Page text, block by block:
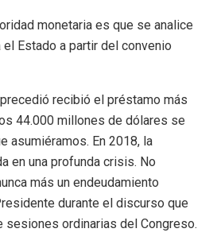
monetaria es que se analice
Estado a partir del convenio
recibió el préstamo más
44.000 millones de dólares se
asumiéramos. En 2018, la
en una profunda crisis. No
más un endeudamiento
durante el discurso que
sesiones ordinarias del Congreso.